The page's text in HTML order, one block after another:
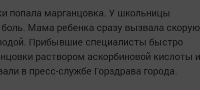
попала марганцовка. У школьницы
Мама ребенка сразу вызвала скорую
Прибывшие специалисты быстро
раствором аскорбиновой кислоты и
в пресс-службе Горздрава города.